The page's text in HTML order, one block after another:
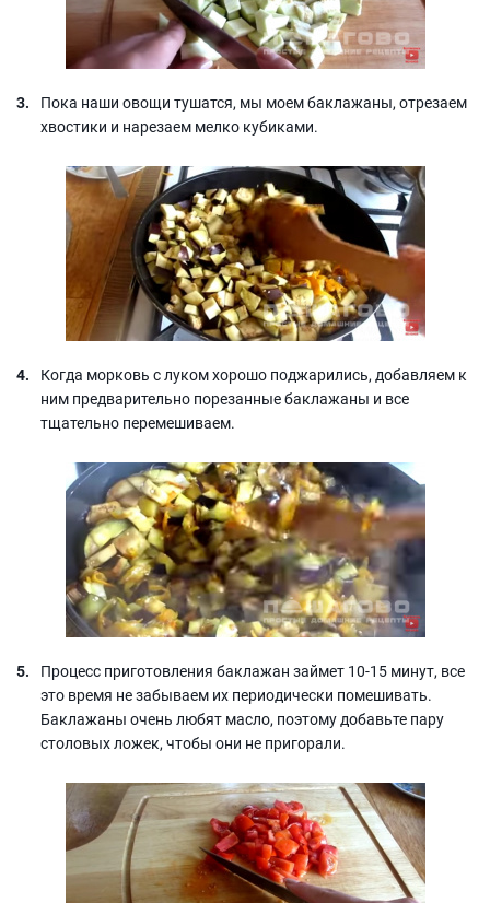
Пока наши овощи тушатся, мы моем баклажаны, отрезаем
хвостики и нарезаем мелко кубиками.
Когда морковь с луком хорошо поджарились, добавляем к
ним предварительно порезанные баклажаны и все
тщательно перемешиваем.
Процесс приготовления баклажан займет 10-15 минут, все
это время не забываем их периодически помешивать.
Баклажаны очень любят масло, поэтому добавьте пару
столовых ложек, чтобы они не пригорали.